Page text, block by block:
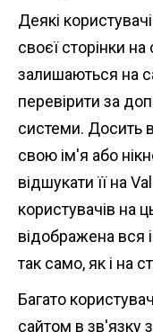
Деякі
своєї сторінки
залишаються на
перевірити за
системи. Досить
свою ім'я або
відшукати її на
користувачів на
відображена вся
так само, як і на
Багато
сайтом в зв'язку